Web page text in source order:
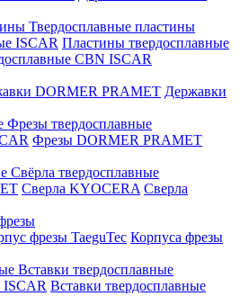
Твердосплавные пластины
ISCAR Пластины твердосплавные
CBN ISCAR
DORMER PRAMET Державки
Фрезы твердосплавные
Фрезы DORMER PRAMET
Свёрла твердосплавные
Сверла KYOCERA Сверла
фрезы TaeguTec Корпуса фрезы
Вставки твердосплавные
ISCAR Вставки твердосплавные